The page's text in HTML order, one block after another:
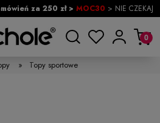
za 250 zł > MOC30 > NIE CZEKAJ
» Topy sportowe